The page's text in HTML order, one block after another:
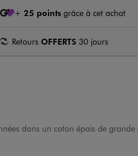
+ 25 pointsgrâce à cet achat
Retours OFFERTS 30 jours
dans un coton épais de